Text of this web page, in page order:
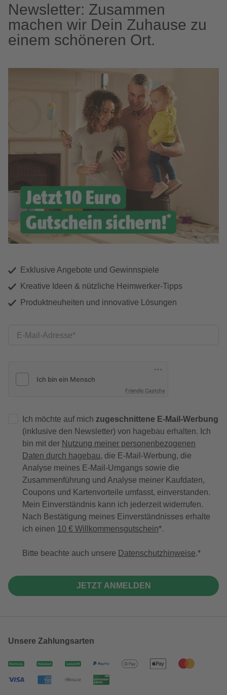
Newsletter: Zusammen
machen wir Dein Zuhause zu
einem schöneren Ort.
Exklusive Angebote und Gewinnspiele
Kreative Ideen & nützliche Heimwerker-Tipps
Produktneuheiten und innovative Lösungen
E-Mail-Adresse
Friendly Captcha
Ich möchte auf mich zugeschnittene E-Mail-Werbung
(inklusive den Newsletter) von hagebau erhalten. Ich
bin mit der Nutzung meiner personenbezogenen
Daten durch hagebau, die E-Mail-Werbung, die
Analyse meines E-Mail-Umgangs sowie die
Zusammenführung und Analyse meiner Kaufdaten,
Coupons und Kartenvorteile umfasst, einverstanden.
Mein Einverständnis kann ich jederzeit widerrufen.
Nach Bestätigung meines Einverständnisses erhalte
ich einen 10 € Willkommensgutschein*.
Bitte beachte auch unsere Datenschutzhinweise.
JETZT ANMELDEN
Unsere Zahlungsarten